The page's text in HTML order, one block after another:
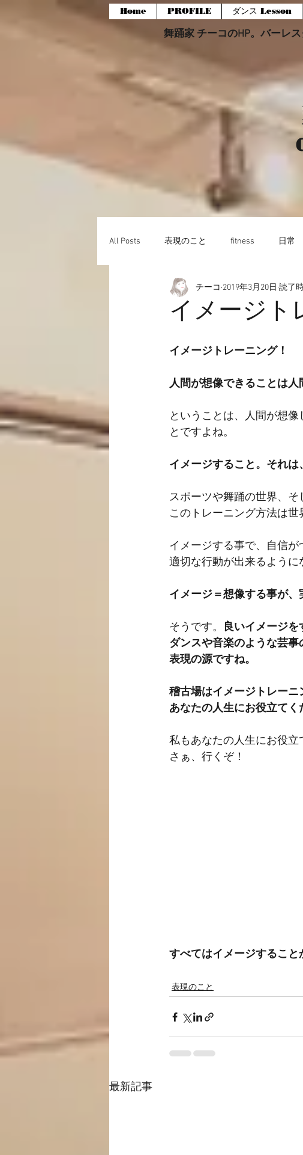
Home PROFILE ダンス Lesson
舞踊家 チーコのHP。バーレ
All Posts 表現のこと fitness 日常
愉快なこと 動画☆
イメージト
チーコ 2019年3月20日 読了
イメージトレーニング！
人間が想像できることは人
ということは、人間が想
とですよね。
イメージすること。それは
スポーツや舞踊の世界、そ
このトレーニング方法は世
イメージする事で、自信が
適切な行動が出来るように
イメージ＝想像する事が
そうです。 良いイメージを
ダンスや音楽のような芸事
表現の源ですね。
稽古場はイメージトレーニ
あなたの人生にお役立てく
私もあなたの人生にお役立
さぁ、行くぞ！
すべてはイメージすること
表現のこと
最新記事